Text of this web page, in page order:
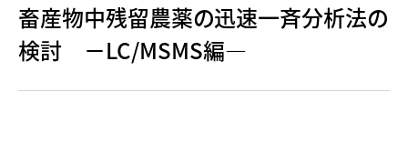
畜産物中残留農薬の迅速一斉分析法の
検討 －LC/MSMS編―